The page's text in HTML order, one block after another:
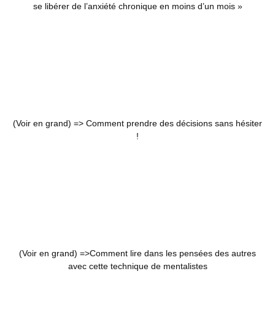
se libérer de l’anxiété chronique en moins d’un mois »
(Voir en grand) => Comment prendre des décisions sans hésiter
!
(Voir en grand) =>Comment lire dans les pensées des autres
avec cette technique de mentalistes